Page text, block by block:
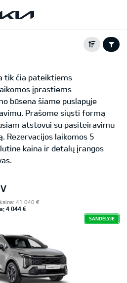
tik čia pateiktiems
įprastiems
būsena šiame puslapyje
Prašome siųsti formą
atstovui su pasiteiravimu
Rezervacijos laikomos 5
kaina ir detalų įrangos
41 040 €
4 044 €
SANDĖLYJE